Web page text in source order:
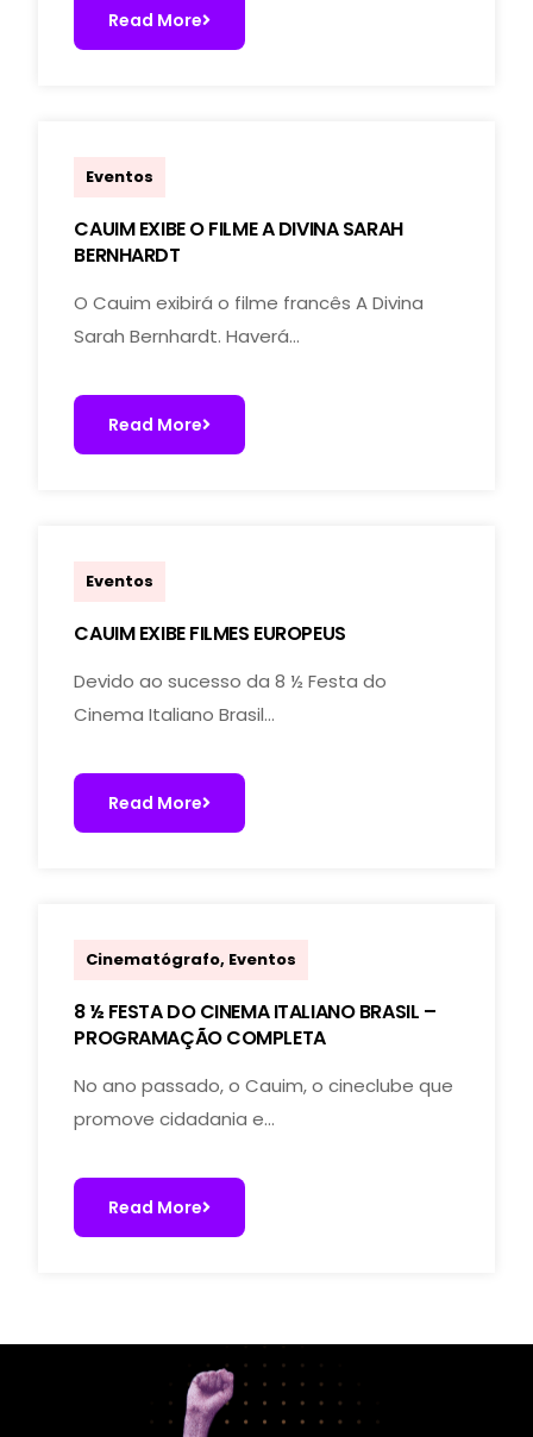
Read More
Eventos
CAUIM EXIBE O FILME A DIVINA SARAH
BERNHARDT
O Cauim exibirá o filme francês A Divina
Sarah Bernhardt. Haverá…
Read More
Eventos
CAUIM EXIBE FILMES EUROPEUS
Devido ao sucesso da 8 ½ Festa do
Cinema Italiano Brasil…
Read More
Cinematógrafo, Eventos
8 ½ FESTA DO CINEMA ITALIANO BRASIL –
PROGRAMAÇÃO COMPLETA
No ano passado, o Cauim, o cineclube que
promove cidadania e…
Read More